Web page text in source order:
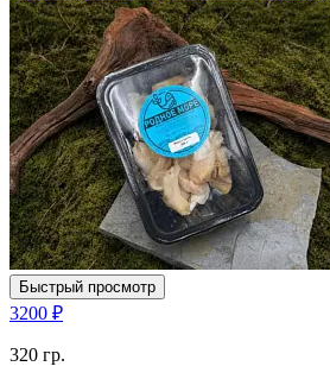
Быстрый просмотр
3200 ₽
320 гр.